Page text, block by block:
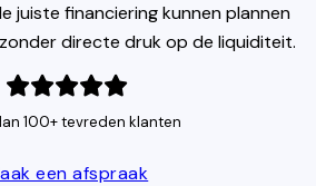
juiste financiering kunnen plannen
directe druk op de liquiditeit.
100+ tevreden klanten
een afspraak